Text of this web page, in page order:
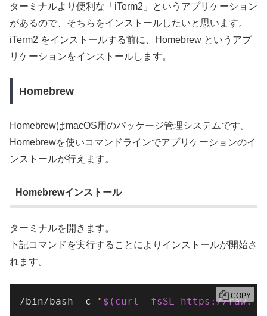
ターミナルより便利な「iTerm2」というアプリケーション
があるので、そちらをインストールしたいと思います。
iTerm2 をインストールする前に、Homebrew というアプ
リケーションをインストールします。
Homebrew
HomebrewはmacOS用のパッケージ管理システムです。
Homebrewを使いコマンドラインでアプリケーションのイ
ンストールが行えます。
Homebrewインストール
ターミナルを開きます。
下記コマンドを実行することによりインストールが開始さ
れます。
/bin/bash -c " $(curl -fsSL https:// COPY